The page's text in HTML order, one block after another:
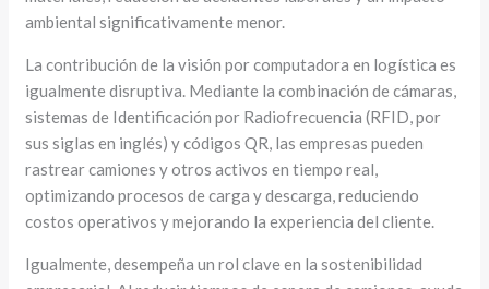
ambiental significativamente menor.
La contribución de la visión por computadora en logística es
igualmente disruptiva. Mediante la combinación de cámaras,
sistemas de Identificación por Radiofrecuencia (RFID, por
sus siglas en inglés) y códigos QR, las empresas pueden
rastrear camiones y otros activos en tiempo real,
optimizando procesos de carga y descarga, reduciendo
costos operativos y mejorando la experiencia del cliente.
Igualmente, desempeña un rol clave en la sostenibilidad